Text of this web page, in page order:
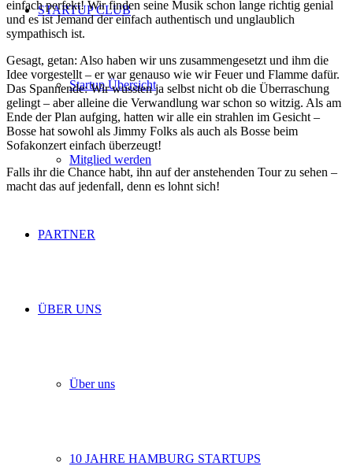
STARTUP CLUB
Startup Übersicht
Mitglied werden
PARTNER
ÜBER UNS
Über uns
10 JAHRE HAMBURG STARTUPS
einfach perfekt! Wir finden seine Musik schon lange richtig genial
und es ist Jemand der einfach authentisch und unglaublich
sympathisch ist.
Gesagt, getan: Also haben wir uns zusammengesetzt und ihm die
Idee vorgestellt – er war genauso wie wir Feuer und Flamme dafür.
Das Spannende: Wir wussten ja selbst nicht ob die Überraschung
gelingt – aber alleine die Verwandlung war schon so witzig. Als am
Ende der Plan aufging, hatten wir alle ein strahlen im Gesicht –
Bosse hat sowohl als Jimmy Folks als auch als Bosse beim
Sofakonzert einfach überzeugt!
Falls ihr die Chance habt, ihn auf der anstehenden Tour zu sehen –
macht das auf jedenfall, denn es lohnt sich!